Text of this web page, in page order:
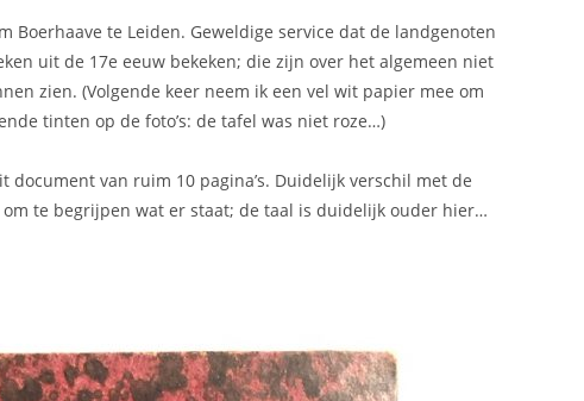
te Leiden. Geweldige service dat de landgenoten
uit de 17e eeuw bekeken; die zijn over het algemeen niet
zien. (Volgende keer neem ik een vel wit papier mee om
tinten op de foto’s: de tafel was niet roze…)
document van ruim 10 pagina’s. Duidelijk verschil met de
te begrijpen wat er staat; de taal is duidelijk ouder hier…